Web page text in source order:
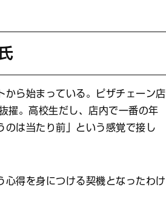
ら始まっている。ピザチェーン店
擢。高校生だし、店内で一番の年
のは当たり前」という感覚で接し
得を身につける契機となったわけ